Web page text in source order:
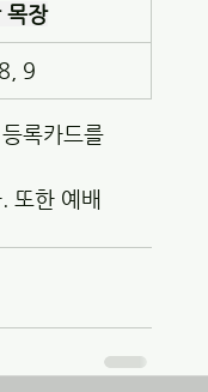
목장
9
록카드를
또한 예배